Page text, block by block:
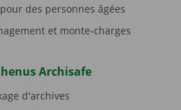
des personnes âgées
et monte-charges
Archisafe
d'archives